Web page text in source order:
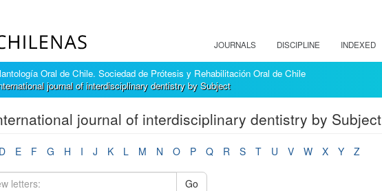
JOURNALS DISCIPLINE INDEXED
Oral de Chile. Sociedad de Prótesis y Rehabilitación Oral de Chile
journal of interdisciplinary dentistry by Subject
journal of interdisciplinary dentistry by Subject
D E F G H I J K L M N O P Q R S T U V W X Y Z
Go